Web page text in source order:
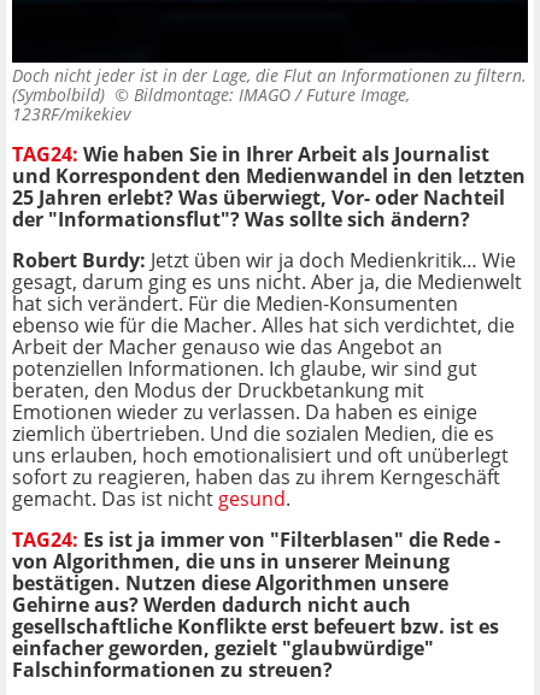
Doch nicht jeder ist in der Lage, die Flut an Informationen zu filtern.
(Symbolbild) © Bildmontage: IMAGO / Future Image,
123RF/mikekiev
TAG24: Wie haben Sie in Ihrer Arbeit als Journalist
und Korrespondent den Medienwandel in den letzten
25 Jahren erlebt? Was überwiegt, Vor- oder Nachteil
der "Informationsflut"? Was sollte sich ändern?
Robert Burdy: Jetzt üben wir ja doch Medienkritik… Wie
gesagt, darum ging es uns nicht. Aber ja, die Medienwelt
hat sich verändert. Für die Medien-Konsumenten
ebenso wie für die Macher. Alles hat sich verdichtet, die
Arbeit der Macher genauso wie das Angebot an
potenziellen Informationen. Ich glaube, wir sind gut
beraten, den Modus der Druckbetankung mit
Emotionen wieder zu verlassen. Da haben es einige
ziemlich übertrieben. Und die sozialen Medien, die es
uns erlauben, hoch emotionalisiert und oft unüberlegt
sofort zu reagieren, haben das zu ihrem Kerngeschäft
gemacht. Das ist nicht gesund.
TAG24: Es ist ja immer von "Filterblasen" die Rede -
von Algorithmen, die uns in unserer Meinung
bestätigen. Nutzen diese Algorithmen unsere
Gehirne aus? Werden dadurch nicht auch
gesellschaftliche Konflikte erst befeuert bzw. ist es
einfacher geworden, gezielt "glaubwürdige"
Falschinformationen zu streuen?